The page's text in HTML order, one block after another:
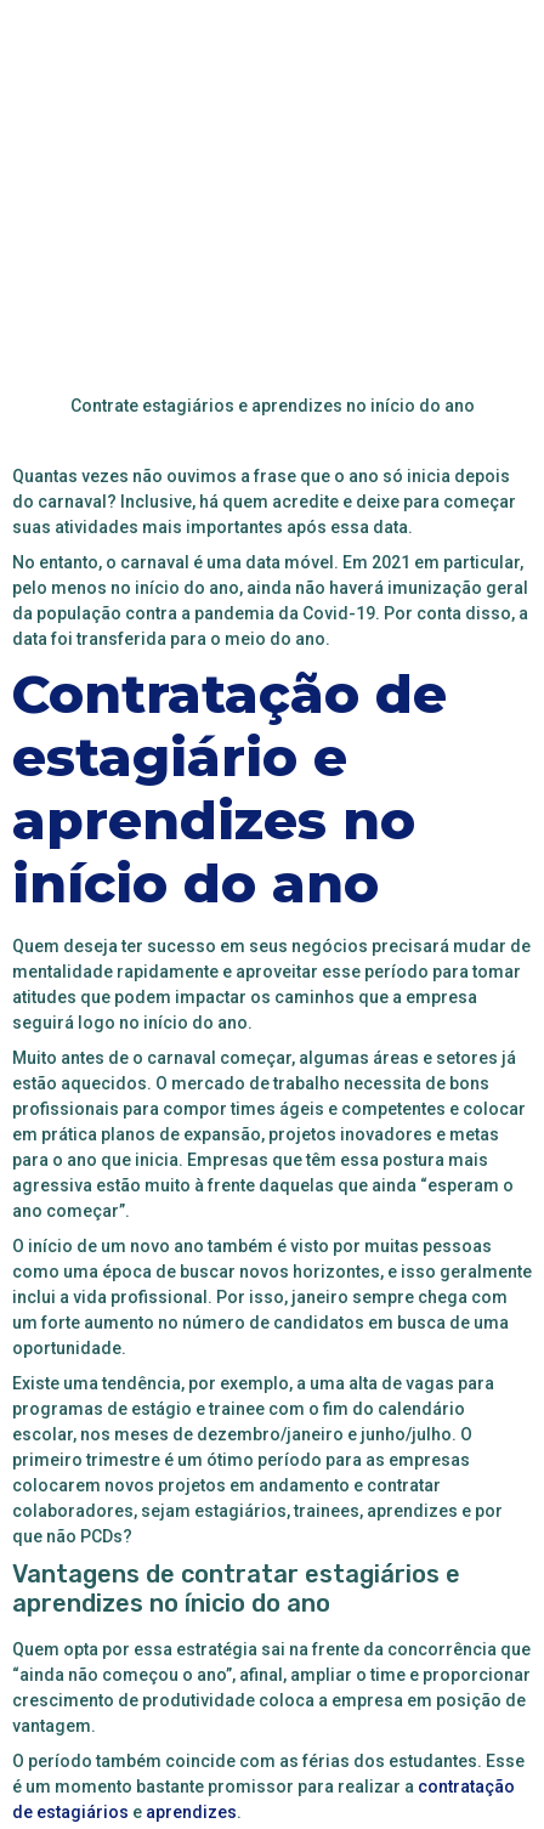
Contrate estagiários e aprendizes no início do ano
Quantas vezes não ouvimos a frase que o ano só inicia depois
do carnaval? Inclusive, há quem acredite e deixe para começar
suas atividades mais importantes após essa data.
No entanto, o carnaval é uma data móvel. Em 2021 em particular,
pelo menos no início do ano, ainda não haverá imunização geral
da população contra a pandemia da Covid-19. Por conta disso, a
data foi transferida para o meio do ano.
Contratação de
estagiário e
aprendizes no
início do ano
Quem deseja ter sucesso em seus negócios precisará mudar de
mentalidade rapidamente e aproveitar esse período para tomar
atitudes que podem impactar os caminhos que a empresa
seguirá logo no início do ano.
Muito antes de o carnaval começar, algumas áreas e setores já
estão aquecidos. O mercado de trabalho necessita de bons
profissionais para compor times ágeis e competentes e colocar
em prática planos de expansão, projetos inovadores e metas
para o ano que inicia. Empresas que têm essa postura mais
agressiva estão muito à frente daquelas que ainda “esperam o
ano começar”.
O início de um novo ano também é visto por muitas pessoas
como uma época de buscar novos horizontes, e isso geralmente
inclui a vida profissional. Por isso, janeiro sempre chega com
um forte aumento no número de candidatos em busca de uma
oportunidade.
Existe uma tendência, por exemplo, a uma alta de vagas para
programas de estágio e trainee com o fim do calendário
escolar, nos meses de dezembro/janeiro e junho/julho. O
primeiro trimestre é um ótimo período para as empresas
colocarem novos projetos em andamento e contratar
colaboradores, sejam estagiários, trainees, aprendizes e por
que não PCDs?
Vantagens de contratar estagiários e
aprendizes no ínicio do ano
Quem opta por essa estratégia sai na frente da concorrência que
“ainda não começou o ano”, afinal, ampliar o time e proporcionar
crescimento de produtividade coloca a empresa em posição de
vantagem.
O período também coincide com as férias dos estudantes. Esse
é um momento bastante promissor para realizar a contratação
de estagiários e aprendizes.